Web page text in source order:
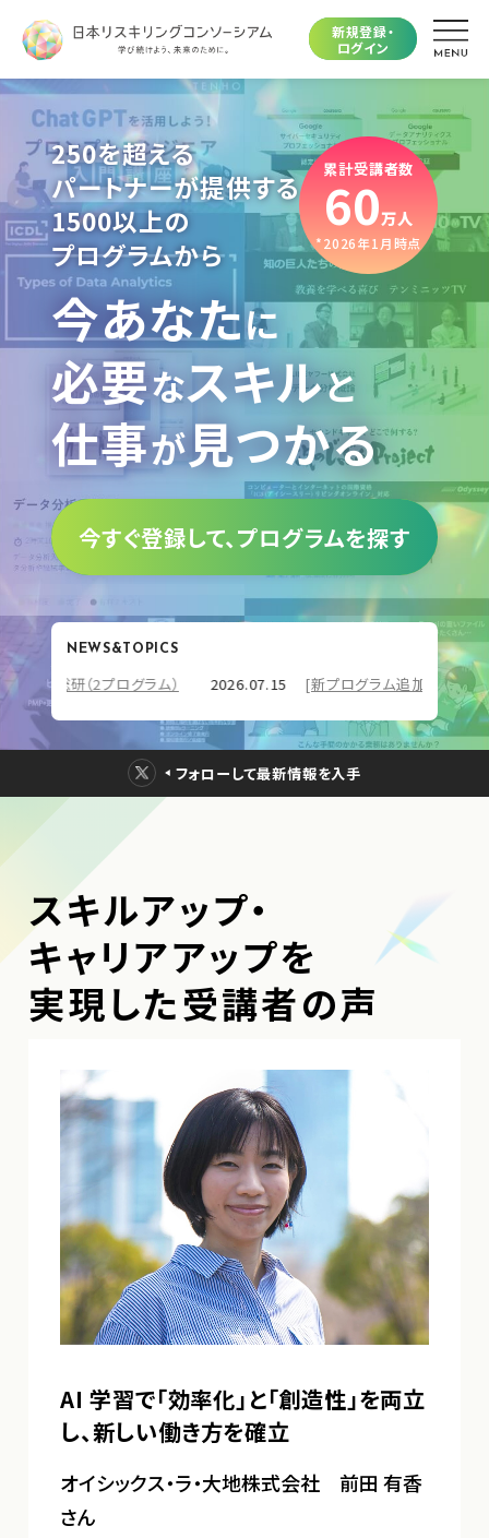
新規登録・
ログイン
250を超える
パートナーが提供する
1500以上の
プログラムから
今あなたに
必要なスキルと
仕事が見つかる
今すぐ登録して、プログラムを探す
累計受講者数
60万人
*2026年1月時点
NEWS&TOPICS
研（2プログラム） 2026.07.15 [新プログラム追加] 株式会社スキ
フォローして最新情報を入手
スキルアップ・
キャリアアップを
実現した受講者の声
AI 学習で「効率化」と「創造性」を両立
し、新しい働き方を確立
オイシックス・ラ・大地株式会社 前田 有香
さん